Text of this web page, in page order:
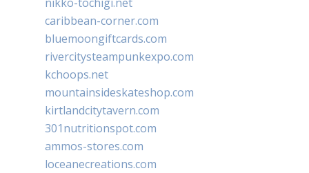
caribbean-corner.com
bluemoongiftcards.com
rivercitysteampunkexpo.com
kchoops.net
mountainsideskateshop.com
kirtlandcitytavern.com
301nutritionspot.com
ammos-stores.com
loceanecreations.com